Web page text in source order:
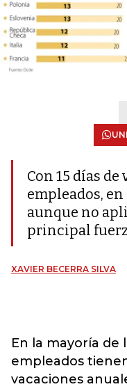
Con 15 días
empleados,
aunque no
principal
XAVIER BECERRA SILVA
En la mayoría de
empleados
vacaciones